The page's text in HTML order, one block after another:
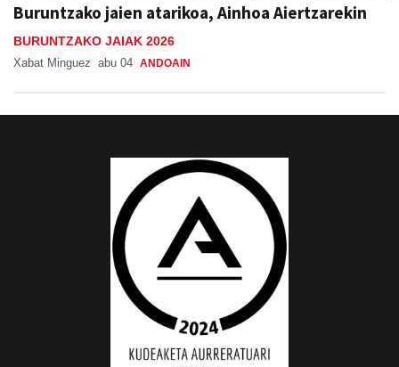
Buruntzako jaien atarikoa, Ainhoa Aiertzarekin
BURUNTZAKO JAIAK 2026
Xabat Minguez abu 04 ANDOAIN